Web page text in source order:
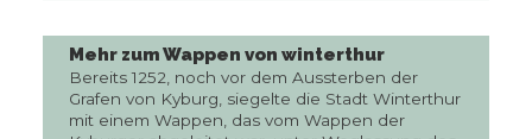
Mehr zum Wappen von winterthur
Bereits 1252, noch vor dem Aussterben der
Grafen von Kyburg, siegelte die Stadt Winterthur
mit einem Wappen, das vom Wappen der